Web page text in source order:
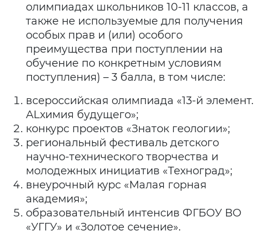
олимпиадах школьников 10-11 классов, а
также не используемые для получения
особых прав и (или) особого
преимущества при поступлении на
обучение по конкретным условиям
поступления) – 3 балла, в том числе:
всероссийская олимпиада «13-й элемент.
АLхимия будущего»;
конкурс проектов «Знаток геологии»;
региональный фестиваль детского
научно-технического творчества и
молодежных инициатив «Техноград»;
внеурочный курс «Малая горная
академия»;
образовательный интенсив ФГБОУ ВО
«УГГУ» и «Золотое сечение».